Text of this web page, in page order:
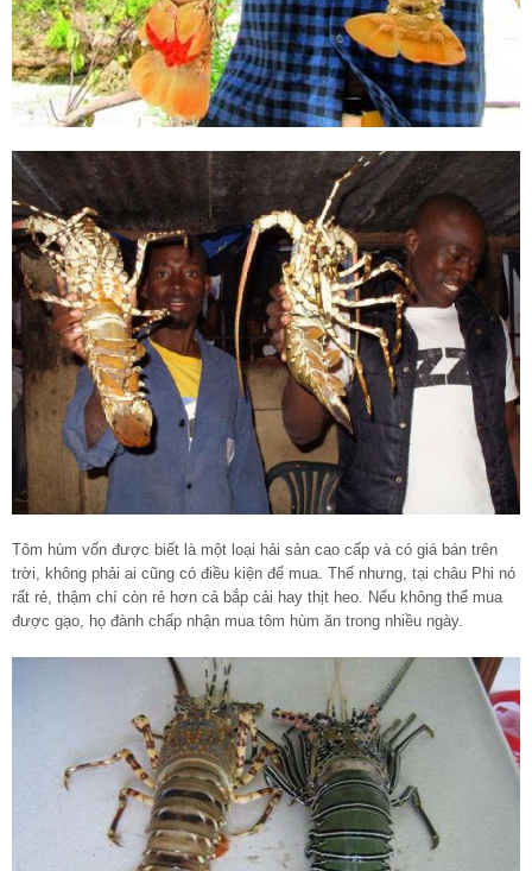
Tôm hùm vốn được biết là một loại hải sản cao cấp và có giá bán trên
trời, không phải ai cũng có điều kiện để mua. Thế nhưng, tại châu Phi nó
rất rẻ, thậm chí còn rẻ hơn cả bắp cải hay thịt heo. Nếu không thể mua
được gạo, họ đành chấp nhận mua tôm hùm ăn trong nhiều ngày.